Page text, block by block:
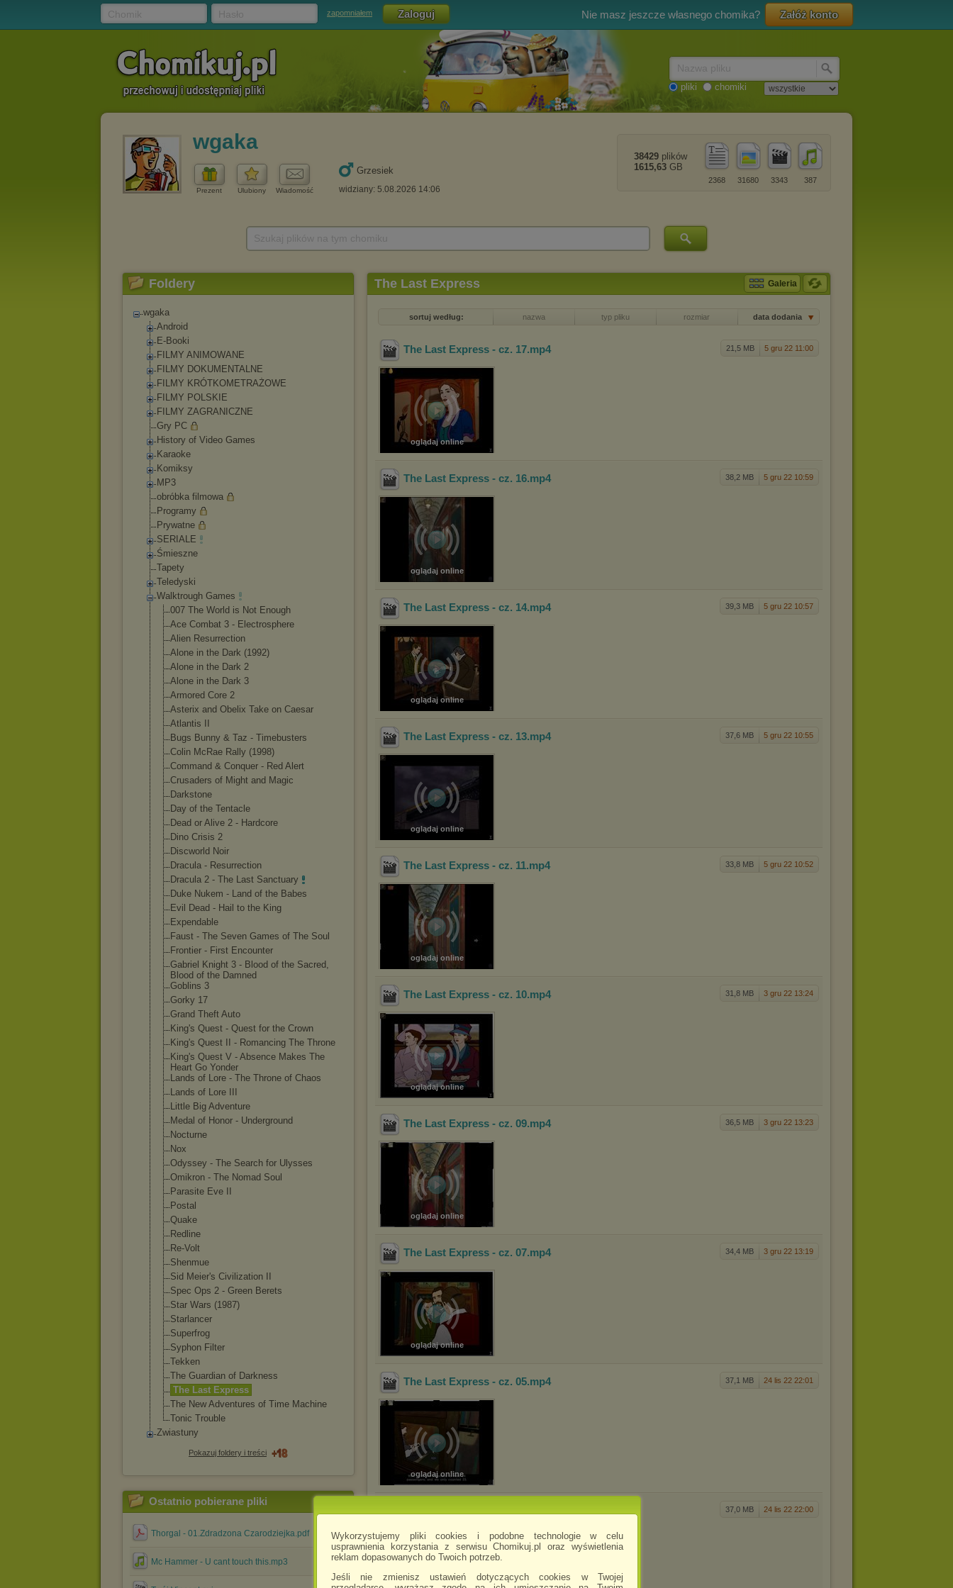
Wykorzystujemy pliki cookies i podobne technologie w celu
usprawnienia korzystania z serwisu Chomikuj.pl oraz wyświetlenia
reklam dopasowanych do Twoich potrzeb.
Jeśli nie zmienisz ustawień dotyczących cookies w Twojej
zapomniałem Nie masz jeszcze własnego chomika? Załóż konto
pliki chomiki
wgaka
Prezent Ulubiony Wiadomość
Grzesiek
widziany: 5.08.2026 14:06
387
3343
31680
2368
38429 plików
1615,63 GB
Foldery
wgaka
Android
E-Booki
FILMY ANIMOWANE
FILMY DOKUMENTALNE
FILMY KRÓTKOMETRAŻOWE
FILMY POLSKIE
FILMY ZAGRANICZNE
Gry PC
History of Video Games
Karaoke
Komiksy
MP3
obróbka filmowa
Programy
Prywatne
SERIALE
Śmieszne
Tapety
Teledyski
Walktrough Games
007 The World is Not Enough
Ace Combat 3 - Electrosphere
Alien Resurrection
Alone in the Dark (1992)
Alone in the Dark 2
Alone in the Dark 3
Armored Core 2
Asterix and Obelix Take on Caesar
Atlantis II
Bugs Bunny & Taz - Timebusters
Colin McRae Rally (1998)
Command & Conquer - Red Alert
Crusaders of Might and Magic
Darkstone
Day of the Tentacle
Dead or Alive 2 - Hardcore
Dino Crisis 2
Discworld Noir
Dracula - Resurrection
Dracula 2 - The Last Sanctuary
Duke Nukem - Land of the Babes
Evil Dead - Hail to the King
Expendable
Faust - The Seven Games of The Soul
Frontier - First Encounter
Gabriel Knight 3 - Blood of the Sacred,
Blood of the Damned
Goblins 3
Gorky 17
Grand Theft Auto
King's Quest - Quest for the Crown
King's Quest II - Romancing The Throne
King's Quest V - Absence Makes The
Heart Go Yonder
Lands of Lore - The Throne of Chaos
Lands of Lore III
Little Big Adventure
Medal of Honor - Underground
Nocturne
Nox
Odyssey - The Search for Ulysses
Omikron - The Nomad Soul
Parasite Eve II
Postal
Quake
Redline
Re-Volt
Shenmue
Sid Meier's Civilization II
Spec Ops 2 - Green Berets
Star Wars (1987)
Starlancer
Superfrog
Syphon Filter
Tekken
The Guardian of Darkness
The Last Express
The New Adventures of Time Machine
Tonic Trouble
Zwiastuny
Pokazuj foldery i treści
Ostatnio pobierane pliki
Thorgal - 01.Zdradzona Czarodziejka.pdf
Mc Hammer - U cant touch this.mp3
The Last Express Galeria
sortuj według: nazwa typ pliku rozmiar data dodania
21,5 MB 5 gru 22 11:00
The Last Express - cz. 17.mp4
oglądaj online
38,2 MB 5 gru 22 10:59
The Last Express - cz. 16.mp4
oglądaj online
39,3 MB 5 gru 22 10:57
The Last Express - cz. 14.mp4
oglądaj online
37,6 MB 5 gru 22 10:55
The Last Express - cz. 13.mp4
oglądaj online
33,8 MB 5 gru 22 10:52
The Last Express - cz. 11.mp4
oglądaj online
31,8 MB 3 gru 22 13:24
The Last Express - cz. 10.mp4
oglądaj online
36,5 MB 3 gru 22 13:23
The Last Express - cz. 09.mp4
oglądaj online
34,4 MB 3 gru 22 13:19
The Last Express - cz. 07.mp4
oglądaj online
37,1 MB 24 lis 22 22:01
The Last Express - cz. 05.mp4
oglądaj online
37,0 MB 24 lis 22 22:00
The Last Express - cz. 04.mp4